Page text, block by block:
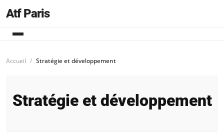
Atf Paris
Accueil Stratégie et développement
Stratégie et développement